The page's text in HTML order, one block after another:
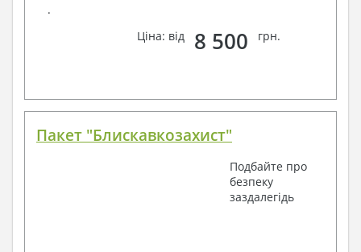
.
Ціна: від
8 500 грн.
Пакет "Блискавкозахист"
Подбайте про
безпеку
заздалегідь